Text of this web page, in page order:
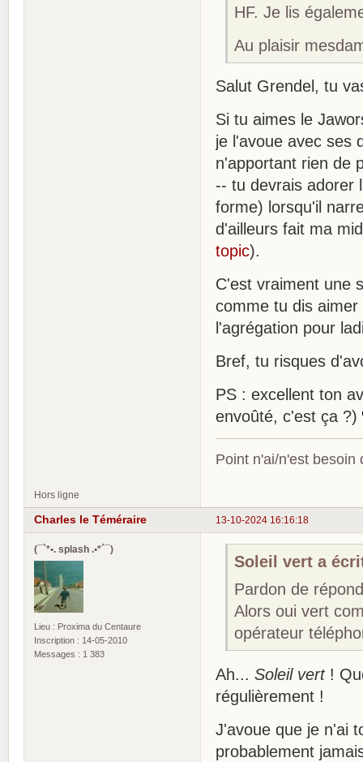
HF. Je lis
Au plaisir
Salut Grendel, tu
Si tu aimes le
je l'avoue avec ses
n'apportant rien de
-- tu devrais adorer
forme) lorsqu'il
d'ailleurs fait ma
topic).
C'est vraiment une
comme tu dis
l'agrégation pour
Bref, tu risques
PS : excellent ton
envoûté, c'est ça ?)
Point n'ai/n'est besoin
Hors ligne
13-10-2024 16:16:18
Charles le Téméraire
(¯`*•. splash .•*´¯)
Lieu : Proxima du Centaure
Inscription : 14-05-2010
Messages : 1 383
Soleil vert a
Pardon de
Alors oui vert
opérateur
Ah... Soleil vert!
régulièrement !
J'avoue que je n'ai
probablement